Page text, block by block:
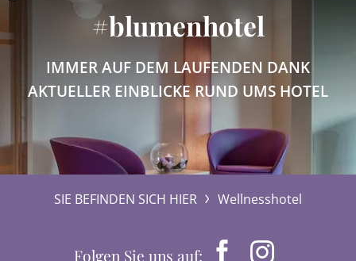
#blumenhotel
IMMER AUF DEM LAUFENDEN DANK
AKTUELLER EINBLICKE RUND UMS HOTEL
SIE BEFINDEN SICH HIER Wellnesshotel
Folgen Sie uns auf: